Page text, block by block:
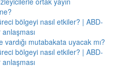
bölgeyi nasıl etkiler? | ABD-
mutabakata uyacak mı?
bölgeyi nasıl etkiler? | ABD-